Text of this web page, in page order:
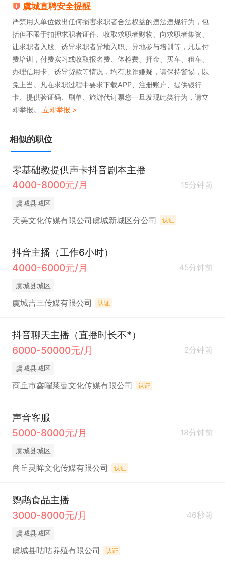
员工福利：提供免费培训，助力提升专业技能；享受
不露脸声音主播专属福利；还有节日福利等你领取。
虞城直聘安全提醒
严禁用人单位做出任何损害求职者合法权益的违法违规行为，包
括但不限于扣押求职者证件、收取求职者财物、向求职者集资、
让求职者入股、诱导求职者异地入职、异地参与培训等，凡是付
费培训，付费实习或收取报名费、体检费、押金、买车、租车、
办理信用卡、诱导贷款等情况，均有欺诈嫌疑，请保持警惕，以
免上当。凡在求职过程中要求下载APP、注册账户、提供银行
卡、提供验证码、刷单、旅游代订票您一旦发现此类行为，请立
即举报。 立即举报 >
相似的职位
零基础教提供声卡抖音剧本主播
4000-8000元/月
15分钟前
虞城县城区
天美文化传媒有限公司虞城新城区分公司 认证
抖音主播（工作6小时）
4000-6000元/月
45分钟前
虞城县城区
虞城吉三传媒有限公司 认证
抖音聊天主播（直播时长不*）
6000-50000元/月
2分钟前
虞城县城区
商丘市鑫曜莱曼文化传媒有限公司 认证
声音客服
5000-8000元/月
18分钟前
虞城县城区
商丘灵眸文化传媒有限公司 认证
鹦鹉食品主播
3000-8000元/月
46秒前
虞城县城区
虞城县咕咕养殖有限公司 认证